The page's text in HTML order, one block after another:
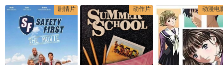
剧情片 动作片 动漫电